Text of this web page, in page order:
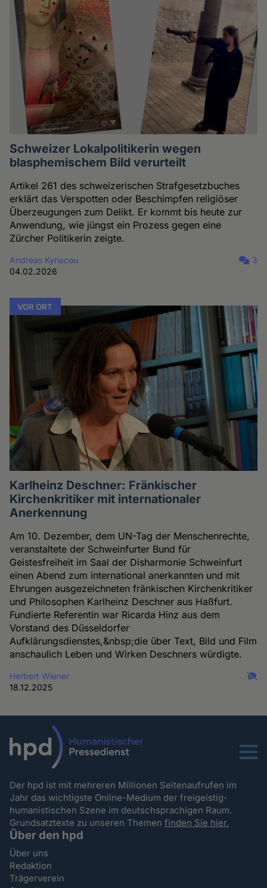
Schweizer Lokalpolitikerin wegen
blasphemischem Bild verurteilt
Artikel 261 des schweizerischen Strafgesetzbuches
erklärt das Verspotten oder Beschimpfen religiöser
Überzeugungen zum Delikt. Er kommt bis heute zur
Anwendung, wie jüngst ein Prozess gegen eine
Zürcher Politikerin zeigte.
Andreas Kyriacou
04.02.2026
3
VOR ORT
Karlheinz Deschner: Fränkischer
Kirchenkritiker mit internationaler
Anerkennung
Am 10. Dezember, dem UN-Tag der Menschenrechte,
veranstaltete der Schweinfurter Bund für
Geistesfreiheit im Saal der Disharmonie Schweinfurt
einen Abend zum international anerkannten und mit
Ehrungen ausgezeichneten fränkischen Kirchenkritiker
und Philosophen Karlheinz Deschner aus Haßfurt.
Fundierte Referentin war Ricarda Hinz aus dem
Vorstand des Düsseldorfer
Aufklärungsdienstes,&nbsp;die über Text, Bild und Film
anschaulich Leben und Wirken Deschners würdigte.
Herbert Wiener
18.12.2025
Menu
Der hpd ist mit mehreren Millionen Seitenaufrufen im
Jahr das wichtigste Online-Medium der freigeistig-
humanistischen Szene im deutschsprachigen Raum.
Grundsatztexte zu unseren Themenfinden Sie hier.
Über den hpd
Über uns
Redaktion
Trägerverein